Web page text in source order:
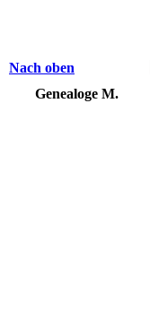
Nach oben
Genealoge M.